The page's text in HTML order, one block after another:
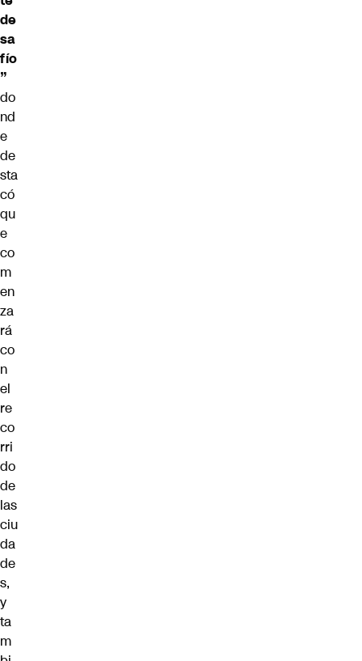
de
sa
fío
”
do
nd
e
de
sta
có
qu
e
co
m
en
za
rá
co
n
el
re
co
rri
do
de
las
ciu
da
de
s,
y
ta
m